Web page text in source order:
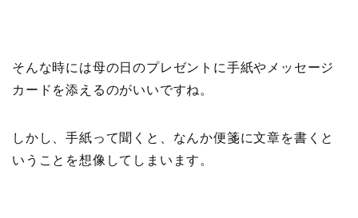
そんな時には母の日のプレゼントに手紙やメッセージ
カードを添えるのがいいですね。
しかし、手紙って聞くと、なんか便箋に文章を書くと
いうことを想像してしまいます。